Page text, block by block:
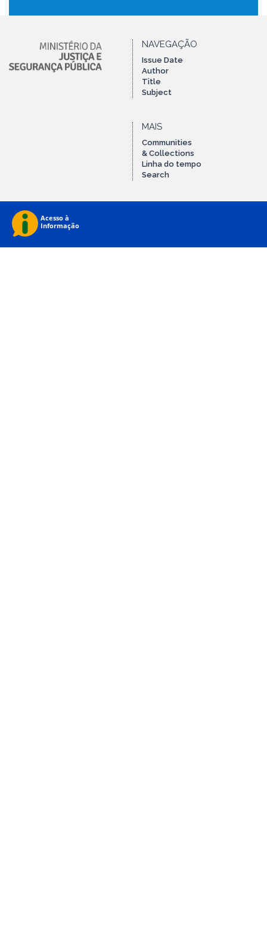
NAVEGAÇÃO
Issue Date
Author
Title
Subject
MAIS
Communities
& Collections
Linha do tempo
Search